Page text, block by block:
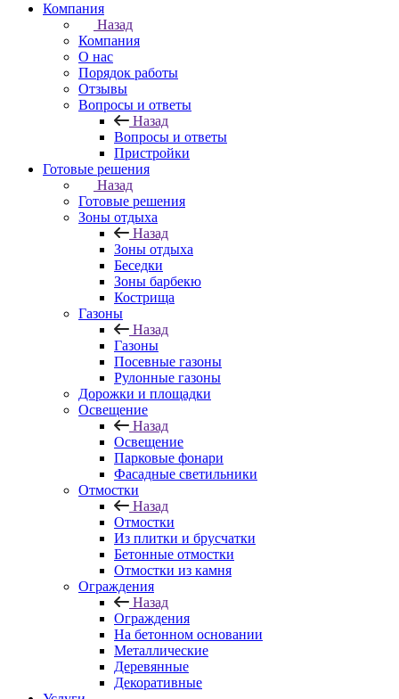
Компания
Назад
Компания
О нас
Порядок работы
Отзывы
Вопросы и ответы
Назад
Вопросы и ответы
Пристройки
Готовые решения
Назад
Готовые решения
Зоны отдыха
Назад
Зоны отдыха
Беседки
Зоны барбекю
Кострища
Газоны
Назад
Газоны
Посевные газоны
Рулонные газоны
Дорожки и площадки
Освещение
Назад
Освещение
Парковые фонари
Фасадные светильники
Отмостки
Назад
Отмостки
Из плитки и брусчатки
Бетонные отмостки
Отмостки из камня
Ограждения
Назад
Ограждения
На бетонном основании
Металлические
Деревянные
Декоративные